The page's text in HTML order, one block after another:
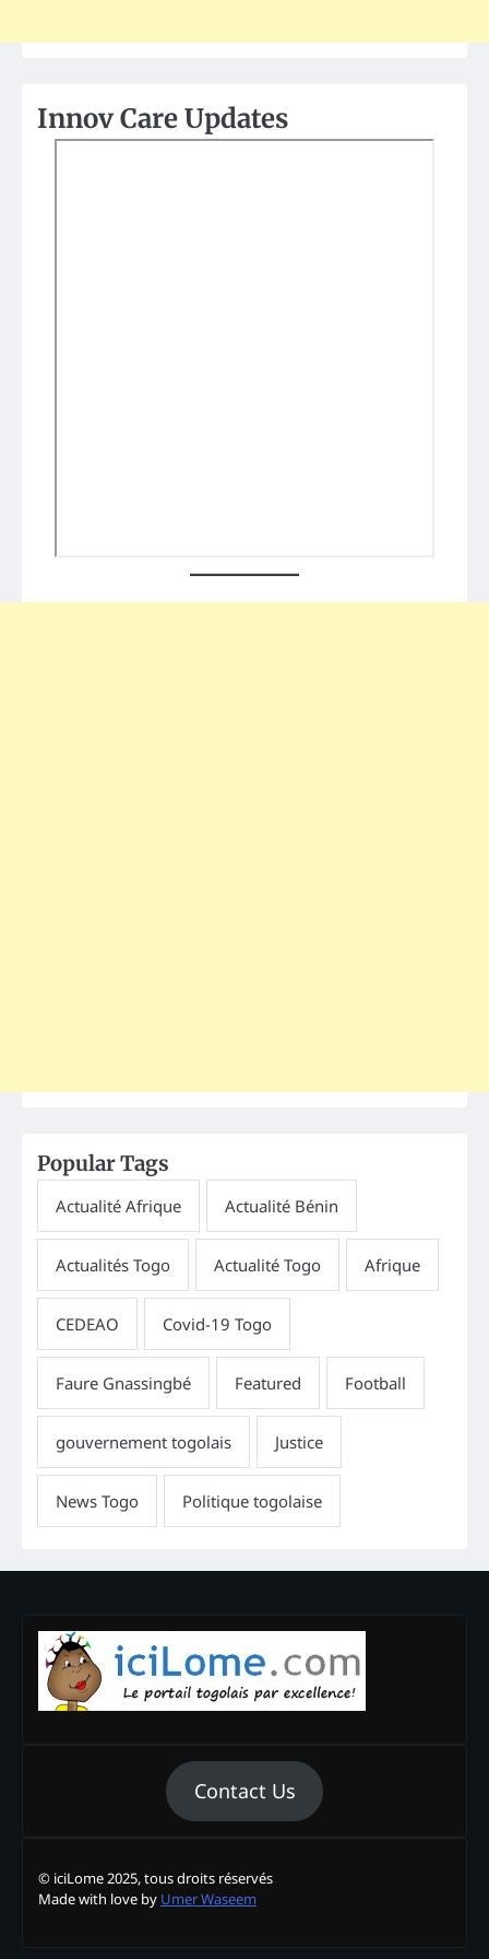
Innov Care Updates
Popular Tags
Contact Us
© iciLome 2025, tous droits réservés
Made with love by Umer Waseem